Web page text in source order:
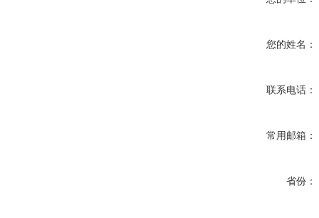
您的姓名：
联系电话：
常用邮箱：
省份：